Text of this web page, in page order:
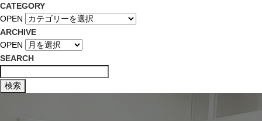
CATEGORY
OPEN
ARCHIVE
OPEN
SEARCH